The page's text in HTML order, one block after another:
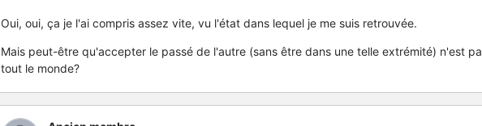
Oui, oui, ça je l'ai compris assez vite, vu l'état dans lequel je me suis retrouvée.
Mais peut-être qu'accepter le passé de l'autre (sans être dans une telle extrémité) n'est
tout le monde?